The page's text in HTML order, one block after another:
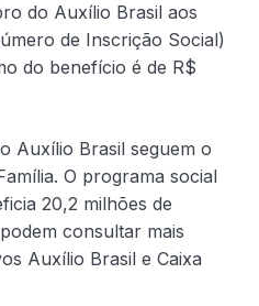
do Auxílio Brasil aos
de Inscrição Social)
do benefício é de R$
Auxílio Brasil seguem o
O programa social
20,2 milhões de
consultar mais
Auxílio Brasil e Caixa